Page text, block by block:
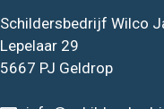
Schildersbedrijf Wilco
Lepelaar 29
5667 PJ Geldrop